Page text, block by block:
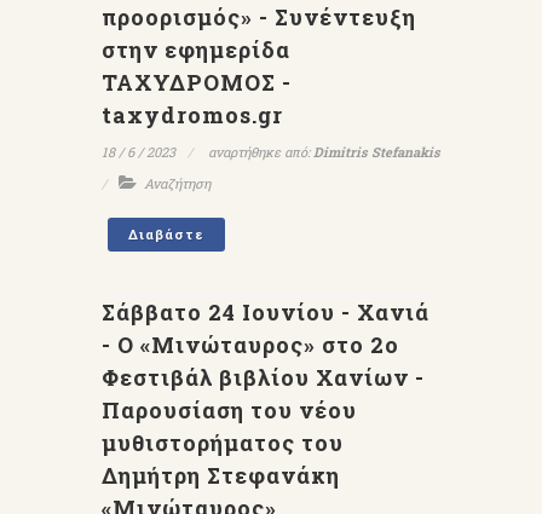
προορισμός» - Συνέντευξη
στην εφημερίδα
ΤΑΧΥΔΡΟΜΟΣ -
taxydromos.gr
18 / 6 / 2023 αναρτήθηκε από:Dimitris Stefanakis
Αναζήτηση
Διαβάστε
Σάββατο 24 Ιουνίου - Χανιά
- Ο «Μινώταυρος» στο 2ο
Φεστιβάλ βιβλίου Χανίων -
Παρουσίαση του νέου
μυθιστορήματος του
Δημήτρη Στεφανάκη
«Μινώταυρος»